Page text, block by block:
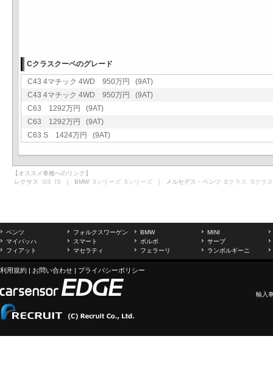
Cクラスクーペのグレード
C43 4マチック 4WD 950万円 (9AT)
C43 4マチック 4WD 950万円 (9AT)
C63 1292万円 (9AT)
C63 1292万円 (9AT)
C63 S 1424万円 (9AT)
【オススメ車種へのリンク】
レクサス GS IS ｜ BMW 3シリーズ 5シリーズ ｜ メルセデス・ベンツ Eクラス Sクラス
ベンツ フォルクスワーゲン BMW
MINI
マイバッハ
スマート ボルボ
サーブ
フィアット
マセラティ フェラーリ ランボルギーニ
利用規約 | お問い合わせ | プライバシーポリシー
輸入